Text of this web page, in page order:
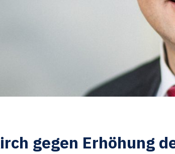
gegen Erhöhung